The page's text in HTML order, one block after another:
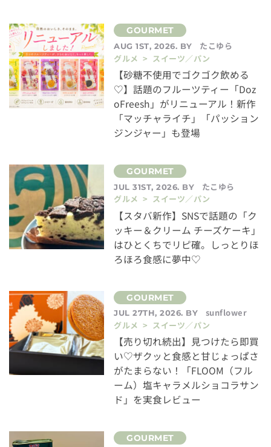
AUG 1ST, 2026. BY
たこゆら
グルメ > スイーツ／パン
【砂糖不使用でゴクゴク飲める
♡】話題のフルーツティー「Doz
oFreesh」がリニューアル！新作
「マッチャライチ」「パッション
ジンジャー」も登場
JUL 31ST, 2026. BY
たこゆら
グルメ > スイーツ／パン
【スタバ新作】SNSで話題の「ク
ッキー＆クリーム チーズケーキ」
はひとくちでリピ確。しっとりほ
ろほろ食感に夢中♡
JUL 27TH, 2026. BY
sunflower
グルメ > スイーツ／パン
【売り切れ続出】見つけたら即買
い♡ザクッと食感と甘じょっぱさ
がたまらない！「FLOOM（フル
ーム）塩キャラメルショコラサン
ド」を実食レビュー